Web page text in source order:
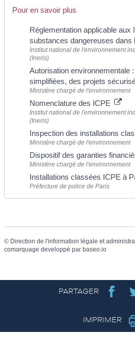
Pour en savoir plus
Réglementation applicable aux
substances dangereuses dans
Institut national de l'environnement
(Ineris)
Autorisation environnementale
simplifiées, des projets
Ministère chargé de l'environnement
Nomenclature des ICPE
Institut national de l'environnement
(Ineris)
Inspection des installations
Ministère chargé de l'environnement
Dispositif des garanties
Ministère chargé de l'environnement
Installations classées ICPE à
Préfecture de police de Paris
© Direction de l'information légale et
comarquage developpé par baseo.io
PARTAGER
IMPRIMER